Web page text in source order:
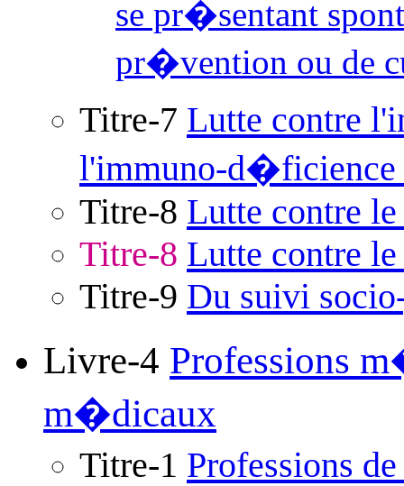
se pr�sentant
pr�vention ou de
Titre-7 Lutte contre
l'immuno-d�ficience
Titre-8 Lutte contre
Titre-8 Lutte contre
Titre-9 Du suivi
Livre-4 Professions
m�dicaux
Titre-1 Professions